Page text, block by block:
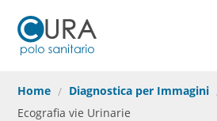
Home Diagnostica per Immagini
Ecografia vie Urinarie
HOME
MEDICI
Home
Diagnostica per